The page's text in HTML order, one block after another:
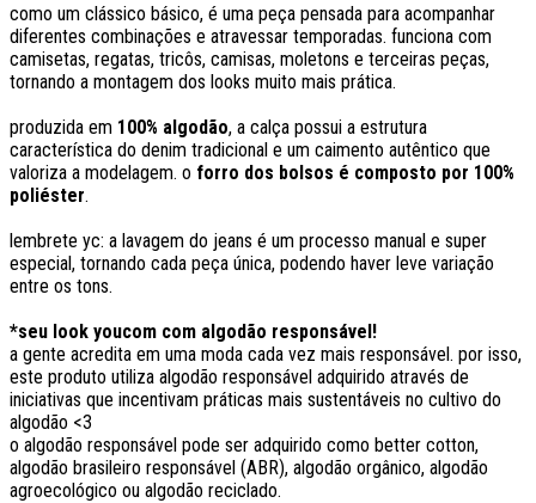
como um clássico básico, é uma peça pensada para acompanhar
diferentes combinações e atravessar temporadas. funciona com
camisetas, regatas, tricôs, camisas, moletons e terceiras peças,
tornando a montagem dos looks muito mais prática.
produzida em 100% algodão, a calça possui a estrutura
característica do denim tradicional e um caimento autêntico que
valoriza a modelagem. o forro dos bolsos é composto por 100%
poliéster.
lembrete yc: a lavagem do jeans é um processo manual e super
especial, tornando cada peça única, podendo haver leve variação
entre os tons.
*seu look youcom com algodão responsável!
a gente acredita em uma moda cada vez mais responsável. por isso,
este produto utiliza algodão responsável adquirido através de
iniciativas que incentivam práticas mais sustentáveis no cultivo do
algodão <3
o algodão responsável pode ser adquirido como better cotton,
algodão brasileiro responsável (ABR), algodão orgânico, algodão
agroecológico ou algodão reciclado.